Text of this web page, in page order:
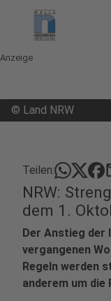
Anzeige
© Land NRW
Teilen:
NRW:
dem 1.
Der Anstieg der
vergangenen
Regeln werden
anderem um die